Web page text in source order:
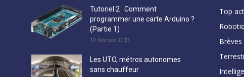
Tutoriel 2 : Comment
programmer une carte Arduino ?
(Partie 1)
10 février 2013
Les UTO, métros autonomes
sans chauffeur
Top
Brèves